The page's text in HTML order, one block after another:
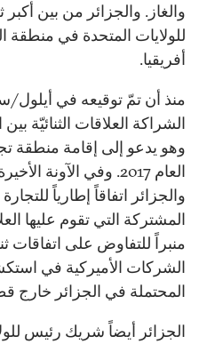
والغاز. والجزائر من بين أكبر
للولايات المتحدة في
أفريقيا.
الشراكة العلاقات الثنائيّة
وهو يدعو إلى إقامة منطقة
العام 2017. وفي الآونة
والجزائر اتفاقاً إطارياً
المشتركة التي تقوم عليها
منبراً للتفاوض على اتفاقات
الشركات الأميركية في
المحتملة في الجزائر خارج
الجزائر أيضاً شريك رئيس